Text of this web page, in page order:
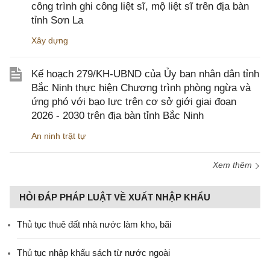
công trình ghi công liệt sĩ, mộ liệt sĩ trên địa bàn
tỉnh Sơn La
Xây dựng
Kế hoạch 279/KH-UBND của Ủy ban nhân dân tỉnh
Bắc Ninh thực hiện Chương trình phòng ngừa và
ứng phó với bạo lực trên cơ sở giới giai đoạn
2026 - 2030 trên địa bàn tỉnh Bắc Ninh
An ninh trật tự
Xem thêm
HỎI ĐÁP PHÁP LUẬT VỀ XUẤT NHẬP KHẨU
Thủ tục thuê đất nhà nước làm kho, bãi
Thủ tục nhập khẩu sách từ nước ngoài